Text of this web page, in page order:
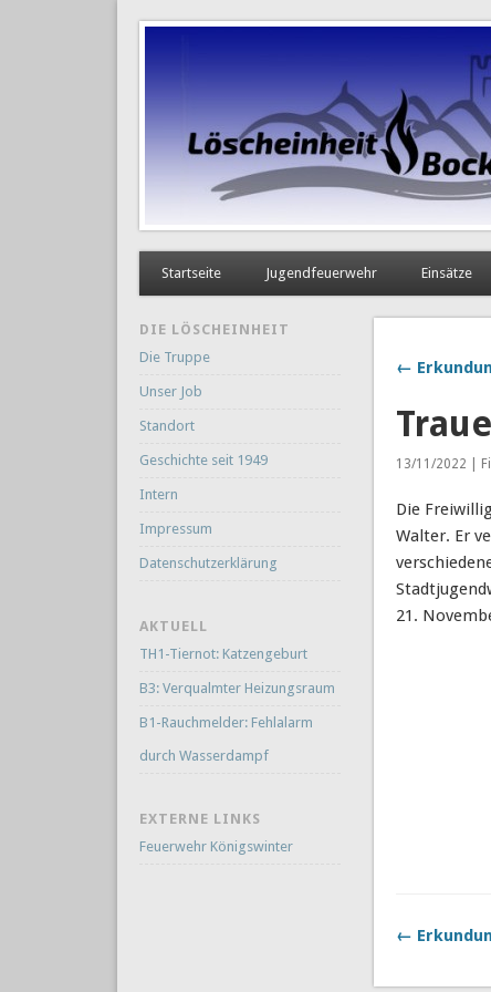
Startseite Jugendfeuerwehr Einsätze
←
13/11/2022 |
Die
Walter. Er
21.
←
DIE LÖSCHEINHEIT
Die Truppe
Unser Job
Standort
Geschichte seit 1949
Intern
Impressum
Datenschutzerklärung
AKTUELL
TH1-Tiernot: Katzengeburt
B3: Verqualmter Heizungsraum
B1-Rauchmelder: Fehlalarm
durch Wasserdampf
EXTERNE LINKS
Feuerwehr Königswinter